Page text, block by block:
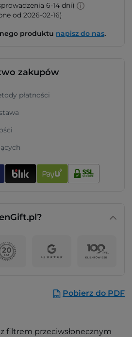
6-14 dni)
od 2026-02-16)
produktu napisz do nas.
zakupów
płatności
Pobierz do PDF
filtrem przeciwsłonecznym